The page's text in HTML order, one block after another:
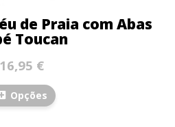
de Praia com Abas
Toucan
16,95 €
Opções